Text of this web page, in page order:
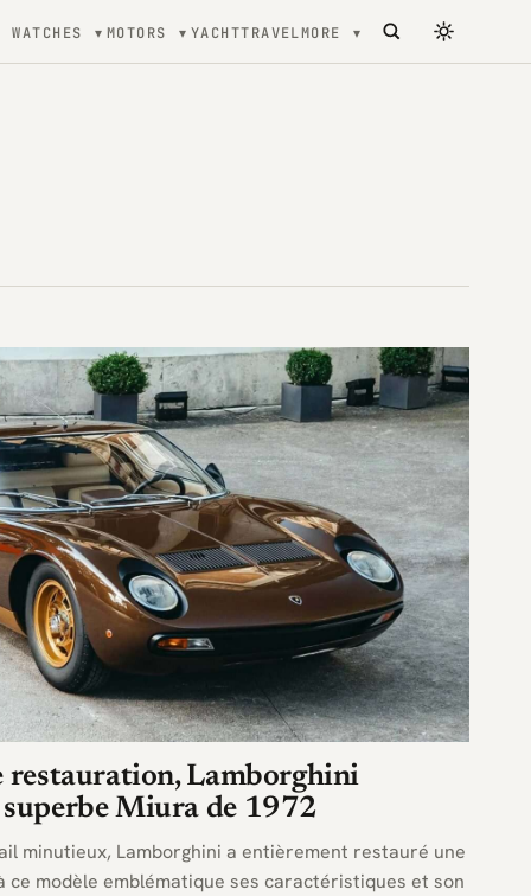
WATCHES MOTORS YACHTTRAVELMORE
restauration, Lamborghini
superbe Miura de 1972
minutieux, Lamborghini a entièrement restauré une
ce modèle emblématique ses caractéristiques et son